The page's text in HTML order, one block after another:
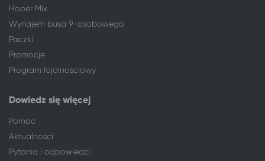
Mrągowo
Mysłowice
Ciechocinek
Nałęczów
Niemodlin
Ciechocinek
Nowy Tomyśl
Oleśnica
Olsztyn
Opole
Ciechocinek
Hoper Mix
Wynajem busa 9-osobowego
Paczki
Promocje
Program lojalnościowy
Dowiedz się więcej
Pomoc
Aktualności
Pytania i odpowiedzi